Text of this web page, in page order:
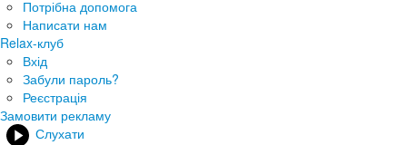
Потрібна допомога
Написати нам
Relax-клуб
Вхід
Забули пароль?
Реєстрація
Замовити рекламу
Слухати